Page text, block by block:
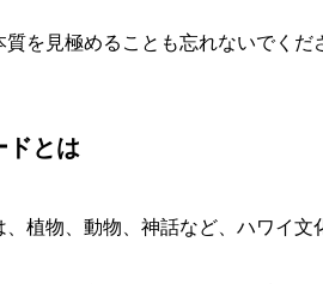
を見極めることも忘れないでくだ
ドとは
植物、動物、神話など、ハワイ